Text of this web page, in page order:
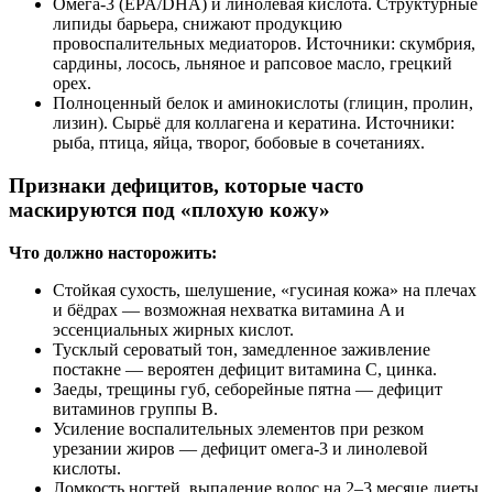
Омега‑3 (EPA/DHA) и линолевая кислота. Структурные
липиды барьера, снижают продукцию
провоспалительных медиаторов. Источники: скумбрия,
сардины, лосось, льняное и рапсовое масло, грецкий
орех.
Полноценный белок и аминокислоты (глицин, пролин,
лизин). Сырьё для коллагена и кератина. Источники:
рыба, птица, яйца, творог, бобовые в сочетаниях.
Признаки дефицитов, которые часто
маскируются под «плохую кожу»
Что должно насторожить:
Стойкая сухость, шелушение, «гусиная кожа» на плечах
и бёдрах — возможная нехватка витамина A и
эссенциальных жирных кислот.
Тусклый сероватый тон, замедленное заживление
постакне — вероятен дефицит витамина C, цинка.
Заеды, трещины губ, себорейные пятна — дефицит
витаминов группы B.
Усиление воспалительных элементов при резком
урезании жиров — дефицит омега‑3 и линолевой
кислоты.
Ломкость ногтей, выпадение волос на 2–3 месяце диеты